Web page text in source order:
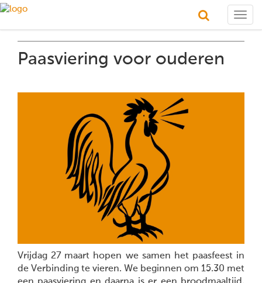
Paasviering voor ouderen
Vrijdag 27 maart hopen we samen het paasfeest in
de Verbinding te vieren. We beginnen om 15.30 met